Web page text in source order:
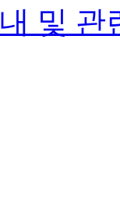
및 관